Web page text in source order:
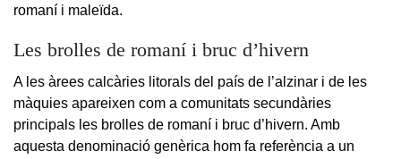
romaní i maleïda.
Les brolles de romaní i bruc d’hivern
A les àrees calcàries litorals del país de l’alzinar i de les
màquies apareixen com a comunitats secundàries
principals les brolles de romaní i bruc d’hivern. Amb
aquesta denominació genèrica hom fa referència a un